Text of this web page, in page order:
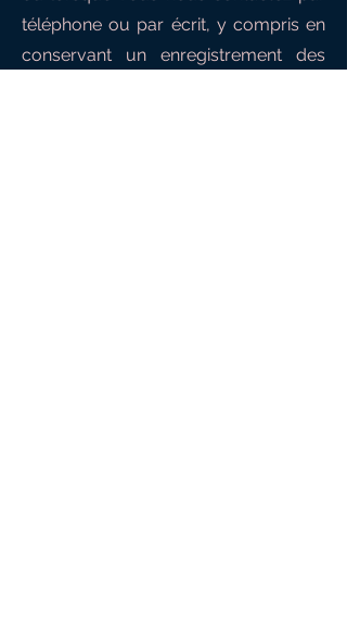
téléphone ou par écrit, y compris en
conservant un enregistrement des